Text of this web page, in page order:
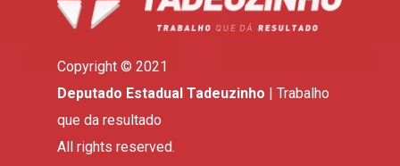
Copyright © 2021
Deputado Estadual Tadeuzinho | Trabalho
que da resultado
All rights reserved.